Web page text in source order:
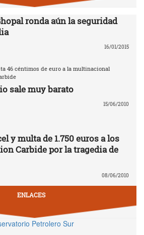
ronda aún la seguridad
16/01/2015
46 céntimos de euro a la multinacional
sale muy barato
15/06/2010
y multa de 1.750 euros a los
Carbide por la tragedia de
08/06/2010
ENLACES
Petrolero Sur